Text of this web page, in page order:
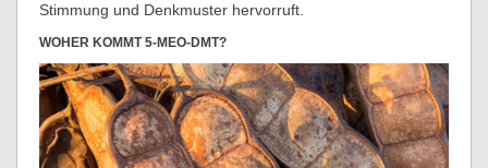
Stimmung und Denkmuster hervorruft.
WOHER KOMMT 5-MEO-DMT?